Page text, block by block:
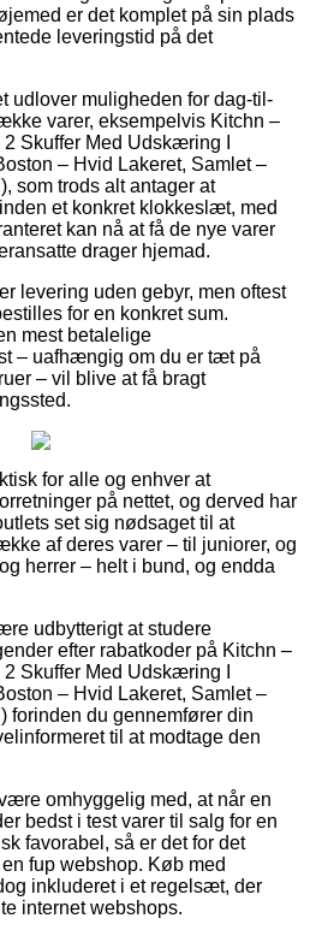
er det komplet på sin plads
leveringstid på det
udlover muligheden for dag-til-
varer, eksempelvis Kitchn –
Skuffer Med Udskæring I
– Hvid Lakeret, Samlet –
som trods alt antager at
et konkret klokkeslæt, med
kan nå at få de nye varer
drager hjemad.
levering uden gebyr, men oftest
for en konkret sum.
mest betalelige
– uafhængig om du er tæt på
– vil blive at få bragt
for alle og enhver at
på nettet, og derved har
set sig nødsaget til at
af deres varer – til juniorer, og
herrer – helt i bund, og endda
udbytterigt at studere
efter rabatkoder på Kitchn –
Skuffer Med Udskæring I
– Hvid Lakeret, Samlet –
forinden du gennemfører din
til at modtage den
omhyggelig med, at når en
bedst i test varer til salg for en
favorabel, så er det for det
fup webshop. Køb med
inkluderet i et regelsæt, der
internet webshops.